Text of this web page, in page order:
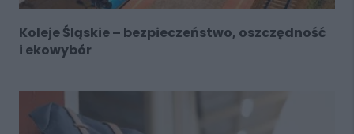
Koleje Śląskie – bezpieczeństwo, oszczędność
i ekowybór